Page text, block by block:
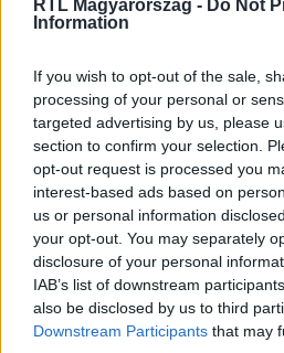
RTL Magyarország - Do Not
Information
If you wish to opt-out of the sale,
processing of your personal or
targeted advertising by us, please
section to confirm your selection.
opt-out request is processed you
interest-based ads based on
us or personal information
your opt-out. You may separately
disclosure of your personal
IAB’s list of downstream
also be disclosed by us to third
Downstream Participants that may
legyen a Google-